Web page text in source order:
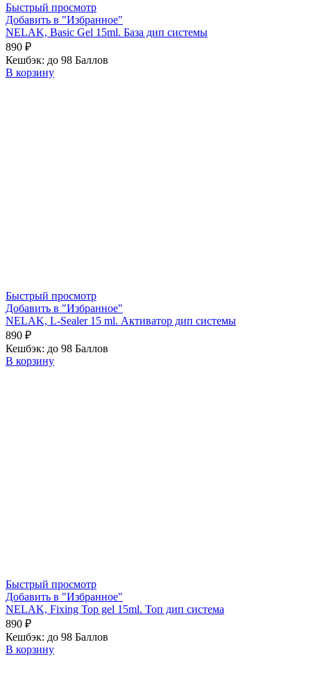
Быстрый просмотр
Добавить в "Избранное"
NELAK, Basic Gel 15ml. База дип системы
890 ₽
Кешбэк: до 98 Баллов
В корзину
Быстрый просмотр
Добавить в "Избранное"
NELAK, L-Sealer 15 ml. Активатор дип системы
890 ₽
Кешбэк: до 98 Баллов
В корзину
Быстрый просмотр
Добавить в "Избранное"
NELAK, Fixing Top gel 15ml. Топ дип система
890 ₽
Кешбэк: до 98 Баллов
В корзину